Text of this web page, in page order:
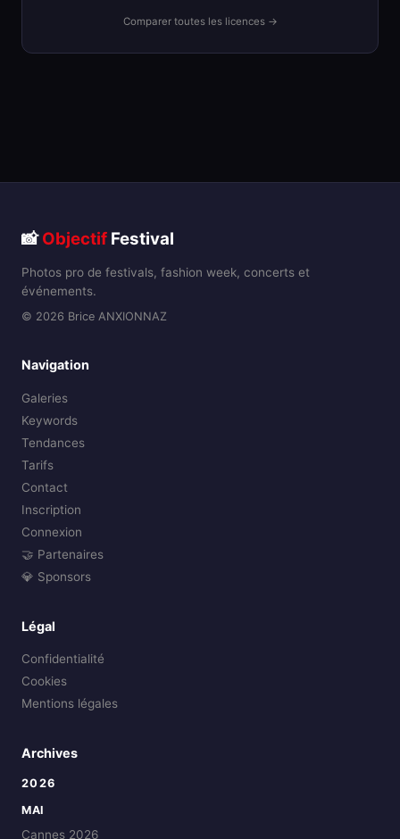
Comparer toutes les licences →
📸Objectif Festival
Photos pro de festivals, fashion week, concerts et
événements.
© 2026 Brice ANXIONNAZ
Navigation
Galeries
Keywords
Tendances
Tarifs
Contact
Inscription
Connexion
🤝 Partenaires
💎 Sponsors
Légal
Confidentialité
Cookies
Mentions légales
Archives
2026
MAI
Cannes 2026